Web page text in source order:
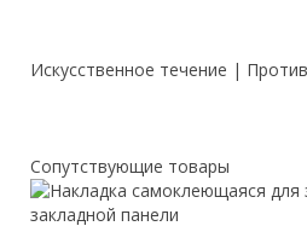
Искусственное течение |
Сопутствующие товары